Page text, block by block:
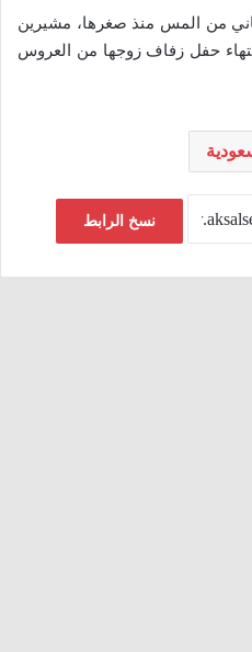
من المس منذ صغرها، مشيرين
حفل زفاف زوجها من العروس
نسخ الرابط